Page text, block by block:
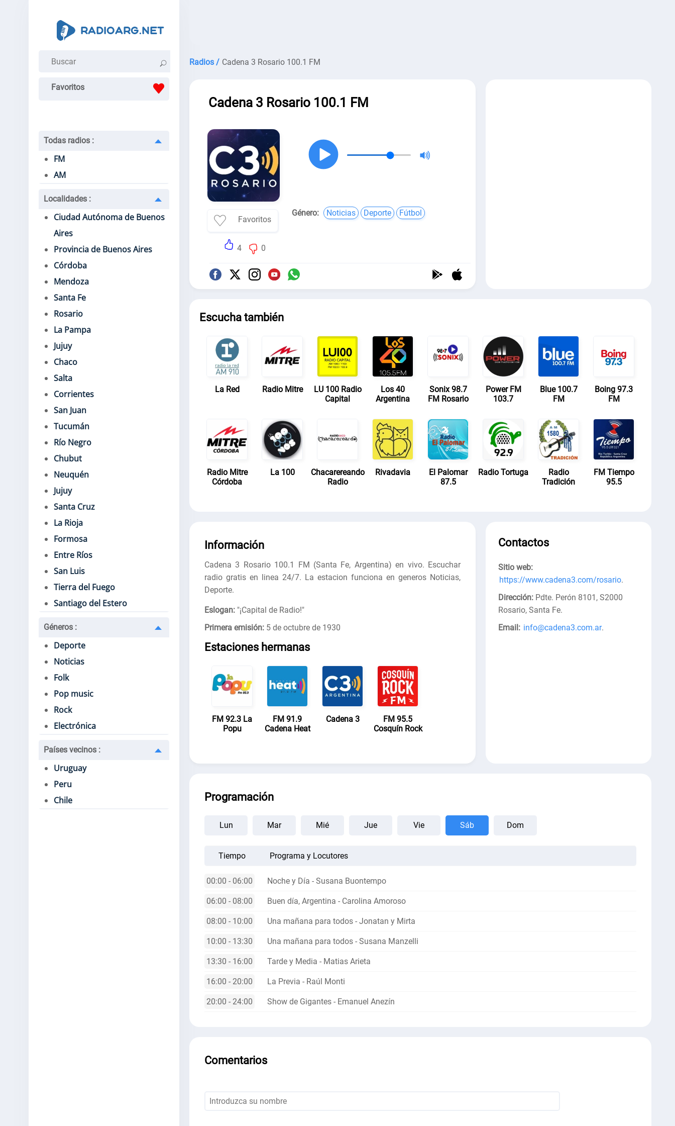
Favoritos
Todas radios :
FM
AM
Localidades :
Ciudad Autónoma de Buenos
Aires
Provincia de Buenos Aires
Córdoba
Mendoza
Santa Fe
Rosario
La Pampa
Jujuy
Chaco
Salta
Corrientes
San Juan
Tucumán
Río Negro
Chubut
Neuquén
Jujuy
Santa Cruz
La Rioja
Formosa
Entre Ríos
San Luis
Tierra del Fuego
Santiago del Estero
Géneros :
Deporte
Noticias
Folk
Pop music
Rock
Electrónica
Países vecinos :
Uruguay
Peru
Chile
Radios / Cadena 3 Rosario 100.1 FM
Cadena 3 Rosario 100.1 FM
Favoritos
4 0
Género: Noticias Deporte Fútbol
Escucha también
La Red Radio Mitre
LU 100 Radio
Capital
Los 40
Argentina
Sonix 98.7
FM Rosario
Power FM
103.7
Blue 100.7
FM
Boing 97.3
FM
Radio Mitre
Córdoba
La 100
Chacarereando
Radio
Rivadavia
El Palomar
87.5
Radio Tortuga
Radio
Tradición
FM Tiempo
95.5
Información
Cadena 3 Rosario 100.1 FM (Santa Fe, Argentina) en vivo. Escuchar
radio gratis en linea 24/7. La estacion funciona en generos Noticias,
Deporte.
Eslogan: "¡Capital de Radio!"
Primera emisión: 5 de octubre de 1930
Estaciones hermanas
FM 92.3 La
Popu
FM 91.9
Cadena Heat
Cadena 3
FM 95.5
Cosquín Rock
Contactos
Sitio web:
https://www.cadena3.com/rosario.
Dirección: Pdte. Perón 8101, S2000
Rosario, Santa Fe.
Email: info@cadena3.com.ar.
Programación
Lun Mar Mié Jue Vie Sáb Dom
Tiempo Programa y Locutores
00:00 - 06:00 Noche y Día - Susana Buontempo
06:00 - 08:00 Buen día, Argentina - Carolina Amoroso
08:00 - 10:00 Una mañana para todos - Jonatan y Mirta
10:00 - 13:30 Una mañana para todos - Susana Manzelli
13:30 - 16:00 Tarde y Media - Matias Arieta
16:00 - 20:00 La Previa - Raúl Monti
20:00 - 24:00 Show de Gigantes - Emanuel Anezín
Comentarios